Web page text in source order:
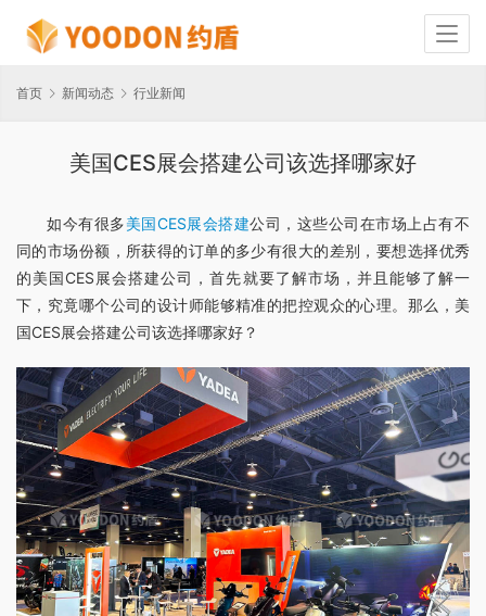
首页 新闻动态 行业新闻
美国CES展会搭建公司该选择哪家好
如今有很多美国CES展会搭建公司，这些公司在市场上占有不
同的市场份额，所获得的订单的多少有很大的差别，要想选择优秀
的美国CES展会搭建公司，首先就要了解市场，并且能够了解一
下，究竟哪个公司的设计师能够精准的把控观众的心理。那么，美
国CES展会搭建公司该选择哪家好？